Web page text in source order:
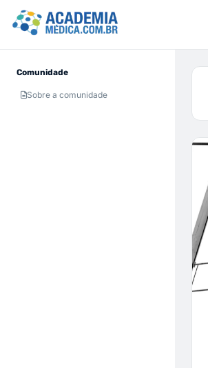
Comunidade
Sobre a comunidade